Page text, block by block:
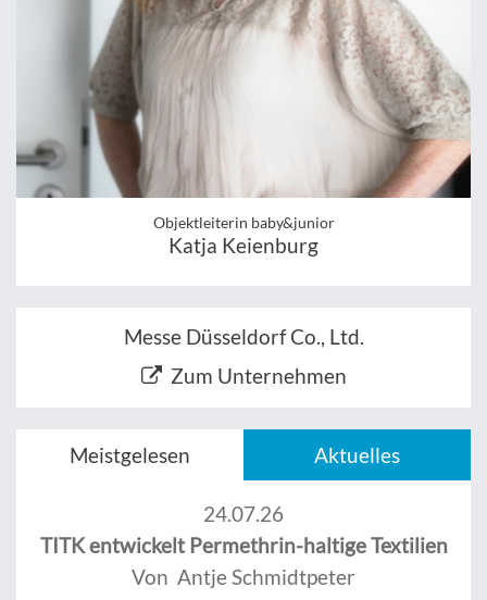
Objektleiterin baby&junior
Katja Keienburg
Messe Düsseldorf Co., Ltd.
Zum Unternehmen
Meistgelesen Aktuelles
24.07.26
TITK entwickelt Permethrin-haltige Textilien
Von Antje Schmidtpeter